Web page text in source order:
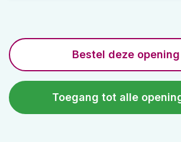
Bestel deze opening
Toegang tot alle